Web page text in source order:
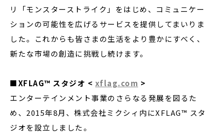
リ「モンスターストライク」をはじめ、コミュニケー
ションの可能性を広げるサービスを提供してまいりま
した。これからも皆さまの生活をより豊かにすべく、
新たな市場の創造に挑戦し続けます。
■XFLAG™ スタジオ < xflag.com >
エンターテインメント事業のさらなる発展を図るた
め、2015年8月、株式会社ミクシィ内にXFLAG™ スタ
ジオを設立しました。